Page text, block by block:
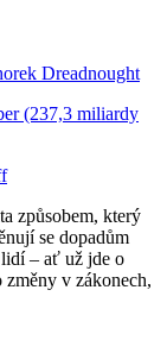
Dreadnought
(237,3 miliardy
způsobem, který
se dopadům
– ať už jde o
v zákonech,